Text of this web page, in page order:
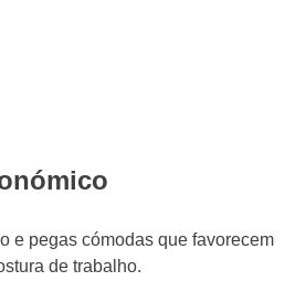
e pegas cómodas que favorecem
de trabalho.